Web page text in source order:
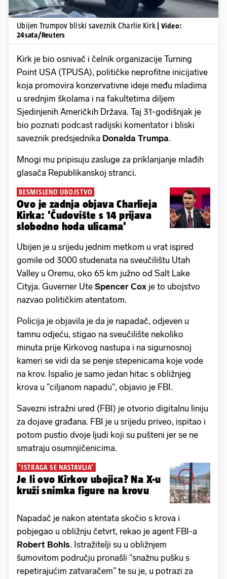
Ubijen Trumpov bliski saveznik Charlie Kirk
| Video:
24sata/Reuters
Kirk je bio osnivač i čelnik organizacije Turning
Point USA (TPUSA), političke neprofitne inicijative
koja promovira konzervativne ideje među mladima
u srednjim školama i na fakultetima diljem
Sjedinjenih Američkih Država. Taj 31-godišnjak je
bio poznati podcast radijski komentator i bliski
saveznik predsjednika Donalda Trumpa.
Mnogi mu pripisuju zasluge za priklanjanje mlađih
glasača Republikanskoj stranci.
BESMISLENO UBOJSTVO
Ovo je zadnja objava Charlieja
Kirka: 'Čudovište s 14 prijava
slobodno hoda ulicama'
Ubijen je u srijedu jednim metkom u vrat ispred
gomile od 3000 studenata na sveučilištu Utah
Valley u Oremu, oko 65 km južno od Salt Lake
Cityja. Guverner Ute Spencer Cox je to ubojstvo
nazvao političkim atentatom.
Policija je objavila je da je napadač, odjeven u
tamnu odjeću, stigao na sveučilište nekoliko
minuta prije Kirkovog nastupa i na sigurnosnoj
kameri se vidi da se penje stepenicama koje vode
na krov. Ispalio je samo jedan hitac s obližnjeg
krova u "ciljanom napadu", objavio je FBI.
Savezni istražni ured (FBI) je otvorio digitalnu liniju
za dojave građana. FBI je u srijedu priveo, ispitao i
potom pustio dvoje ljudi koji su pušteni jer se ne
smatraju osumnjičenicima.
'ISTRAGA SE NASTAVLJA'
Je li ovo Kirkov ubojica? Na X-u
kruži snimka figure na krovu
Napadač je nakon atentata skočio s krova i
pobjegao u obližnju četvrt, rekao je agent FBI-a
Robert Bohls. Istražitelji su u obližnjem
šumovitom području pronašli "snažnu pušku s
repetirajućim zatvaračem" te su je, u potrazi za